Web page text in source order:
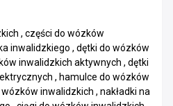
, części do wózków
inwalidzkiego , dętki do wózków
inwalidzkich aktywnych , dętki
, hamulce do wózków
inwalidzkich , nakładki na